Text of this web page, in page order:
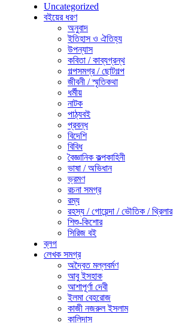
Uncategorized
বইয়ের ধরণ
অনুবাদ
ইতিহাস ও ঐতিহ্য
উপন্যাস
কবিতা / কাব্যগ্রন্থ
গল্পসমগ্র / ছোটগল্প
জীবনী / স্মৃতিকথা
ধর্মীয়
নাটক
পাঠ্যবই
প্রবন্ধ
বিদেশি
বিবিধ
বৈজ্ঞানিক কল্পকাহিনী
ভাষা / অভিধান
ভ্রমণ
রচনা সমগ্র
রম্য
রহস্য / গোয়েন্দা / ভৌতিক / থ্রিলার
শিশু-কিশোর
সিরিজ বই
ব্লগ
লেখক সমগ্র
অদ্বৈত মল্লবর্মণ
আবু ইসহাক
আশাপূর্ণা দেবী
ইলমা বেহরোজ
কাজী নজরুল ইসলাম
কালিদাস